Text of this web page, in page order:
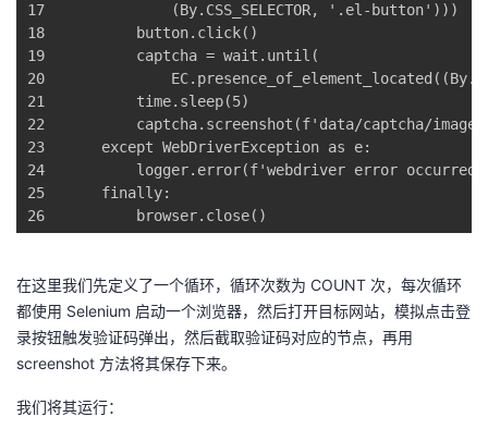
17
18
19
20
21
22
23
24
25
26
            (By.CSS_SELECTOR,
'.el-button' )))
        button.click()
        captcha = wait.until(
        time.sleep(
5)
        captcha.screenshot(
f'data/captcha/
except WebDriverException as e:
        logger.error(
f'webdriver error occurred
finally:
        browser.close()
在这里我们先定义了一个循环，循环次数为 COUNT 次，每次循环
都使用 Selenium 启动一个浏览器，然后打开目标网站，模拟点击登
录按钮触发验证码弹出，然后截取验证码对应的节点，再用
screenshot 方法将其保存下来。
我们将其运行：